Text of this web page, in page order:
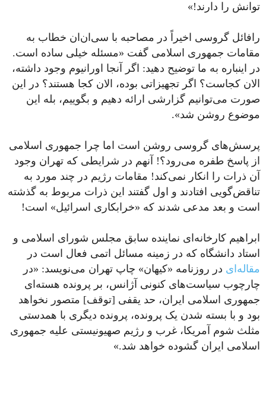
توانش را دارند!»
رافائل گروسی اخیراً در مصاحبه با سی‌ان‌ان خطاب به
مقامات جمهوری اسلامی گفت «مسئله خیلی ساده است.
در اینباره به ما توضیح دهید: اگر آنجا اورانیوم وجود داشته،
الان کجاست؟ اگر تجهیزاتی بوده، الان کجا هستند؟ در این
صورت می‌توانیم گزارشی ارائه دهیم و بگوییم، بله این
موضوع روشن شد».
پرسش‌های گروسی روشن است اما چرا جمهوری اسلامی
از پاسخ طفره می‌رود؟! آنهم در شرایطی که تهران وجود
آن ذرات را انکار نمی‌کند! مقامات رژیم در چند مورد به
تناقض‌گویی افتادند و اول گفتند این ذرات مربوط به گذشته
است و بعد مدعی شدند که «خرابکاری اسرائیل» است!
ابراهیم کارخانه‌ای نماینده سابق مجلس شورای اسلامی و
استاد دانشگاه که در زمینه مسائل اتمی فعال است در
مقاله‌ای در روزنامه «کیهان» چاپ تهران می‌نویسد: «در
چارچوب سیاست‌های کنونی آژانس، بر پرونده هسته‌ای
جمهوری اسلامی ایران، حد یقفی [توقف] متصور نخواهد
بود و با بسته شدن یک پرونده، پرونده دیگری با همدستی
مثلث شوم آمریکا، غرب و رژیم صهیونیستی علیه جمهوری
اسلامی ایران گشوده خواهد شد.»